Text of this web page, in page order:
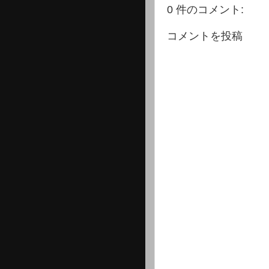
0 件のコメント:
コメントを投稿